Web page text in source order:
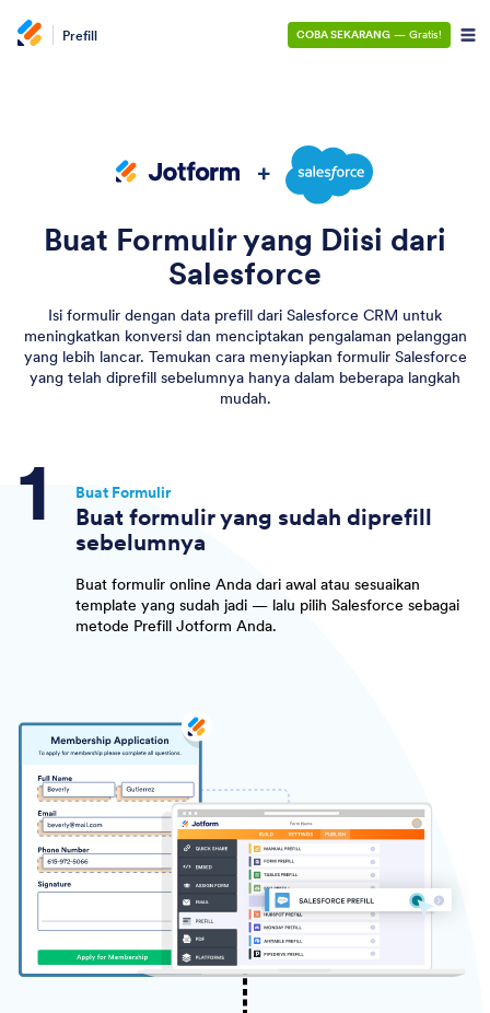
Prefill COBA SEKARANG — Gratis!
Buat Formulir yang Diisi dari
Salesforce
Isi formulir dengan data prefill dari Salesforce CRM untuk
meningkatkan konversi dan menciptakan pengalaman pelanggan
yang lebih lancar. Temukan cara menyiapkan formulir Salesforce
yang telah diprefill sebelumnya hanya dalam beberapa langkah
mudah.
Buat Formulir
Buat formulir yang sudah diprefill
sebelumnya
Buat formulir online Anda dari awal atau sesuaikan
template yang sudah jadi — lalu pilih Salesforce sebagai
metode Prefill Jotform Anda.